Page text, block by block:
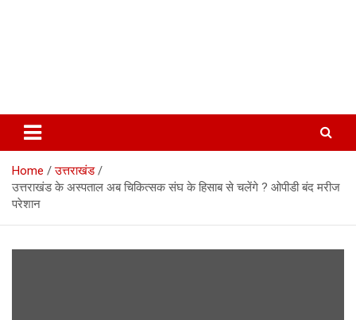
Home
उत्तराखंड
उत्तराखंड के अस्पताल अब चिकित्सक संघ के हिसाब से चलेंगे ? ओपीडी बंद मरीज
परेशान